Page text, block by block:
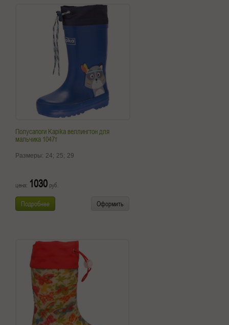
Полусапоги Kapika веллингтон для
мальчика 1047т
Размеры: 24; 25; 29
цена: 1030 руб.
Подробнее Оформить